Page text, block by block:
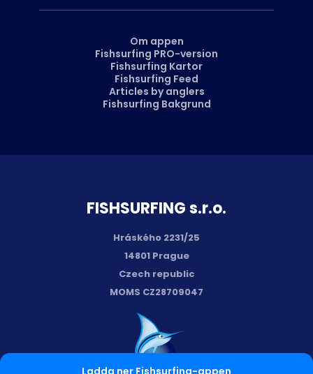
Ladda ner Fishsurfing-appen
FISH­SURFING s.r.o.
Hráského 2231/25
14801 Prague
Czech republic
MOMS CZ28709047
Om appen
Fishsurfing PRO-version
Fishsurfing Kartor
Fishsurfing Feed
Articles by anglers
Fishsurfing Bakgrund